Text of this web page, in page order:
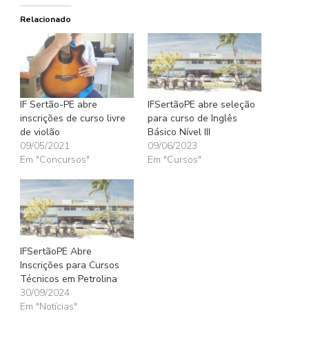
Relacionado
IF Sertão-PE abre
inscrições de curso livre
de violão
09/05/2021
Em "Concursos"
IFSertãoPE abre seleção
para curso de Inglês
Básico Nível III
09/06/2023
Em "Cursos"
IFSertãoPE Abre
Inscrições para Cursos
Técnicos em Petrolina
30/09/2024
Em "Notícias"